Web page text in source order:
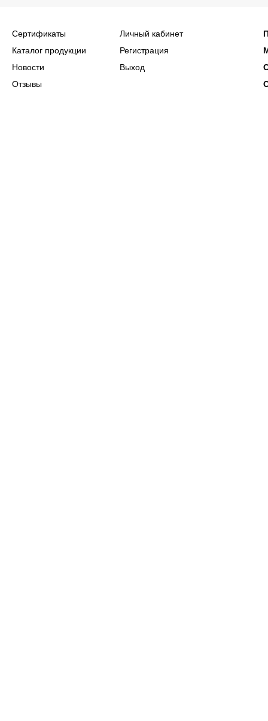
Сертификаты
Каталог продукции
Новости
Отзывы
Личный кабинет
Регистрация
Выход